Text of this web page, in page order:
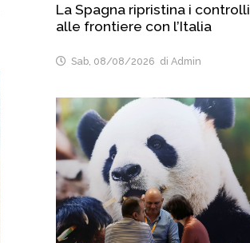
La Spagna ripristina i controlli
alle frontiere con l’Italia
Sab, 08/08/2026 di Admin